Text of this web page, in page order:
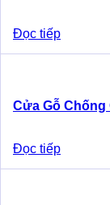
Đọc tiếp
Cửa Gỗ Chống
Đọc tiếp